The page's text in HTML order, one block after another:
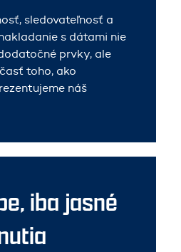
sledovateľnosť a
s dátami nie
prvky, ale
toho, ako
náš
iba jasné